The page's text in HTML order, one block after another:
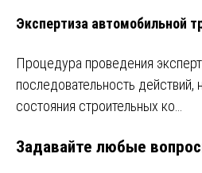
Экспертиза автомобильной
Процедура проведения
последовательность действий,
состояния строительных ко…
Задавайте любые